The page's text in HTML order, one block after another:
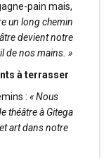
pain mais,
un long chemin
devient notre
de nos mains. »
à terrasser
: « Nous
théâtre à Gitega
art dans notre